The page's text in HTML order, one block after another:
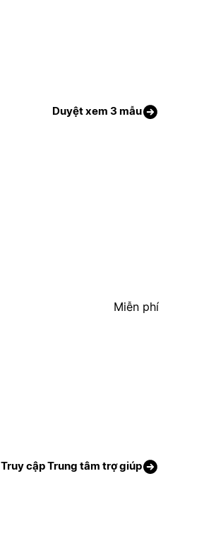
Duyệt xem 3 mẫu
Miễn phí
Truy cập Trung tâm trợ giúp